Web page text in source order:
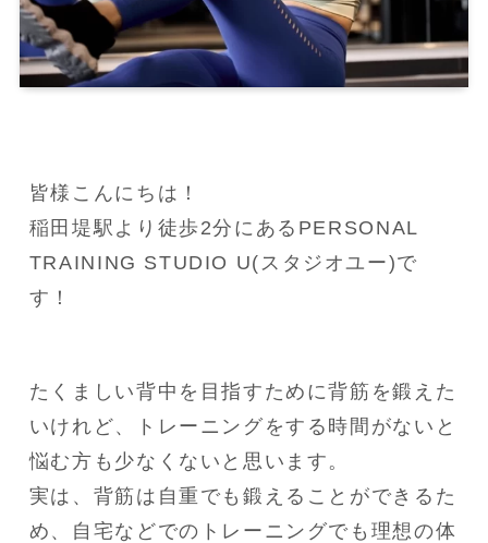
皆様こんにちは！
稲田堤駅より徒歩2分にあるPERSONAL
TRAINING STUDIO U(スタジオユー)で
す！
たくましい背中を目指すために背筋を鍛えた
いけれど、トレーニングをする時間がないと
悩む方も少なくないと思います。
実は、背筋は自重でも鍛えることができるた
め、自宅などでのトレーニングでも理想の体